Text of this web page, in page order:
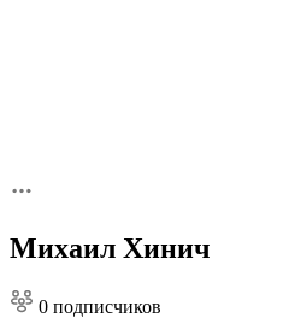
Михаил Хинич
0 подписчиков